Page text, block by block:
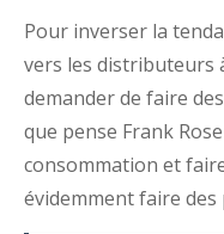
Pour inverser la
vers les distributeurs
demander de faire
que pense Frank
consommation et
évidemment faire